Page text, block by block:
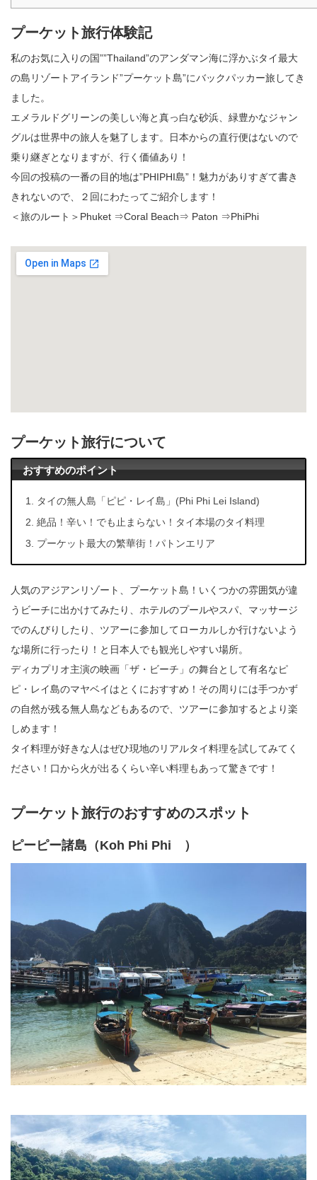
プーケット旅行体験記
私のお気に入りの国””Thailand”のアンダマン海に浮かぶタイ最大
の島リゾートアイランド”プーケット島”にバックパッカー旅してき
ました。
エメラルドグリーンの美しい海と真っ白な砂浜、緑豊かなジャン
グルは世界中の旅人を魅了します。日本からの直行便はないので
乗り継ぎとなりますが、行く価値あり！
今回の投稿の一番の目的地は”PHIPHI島”！魅力がありすぎて書き
きれないので、２回にわたってご紹介します！
＜旅のルート＞Phuket ⇒Coral Beach⇒ Paton ⇒PhiPhi
プーケット旅行について
おすすめのポイント
タイの無人島「ピピ・レイ島」(Phi Phi Lei Island)
絶品！辛い！でも止まらない！タイ本場のタイ料理
プーケット最大の繁華街！パトンエリア
人気のアジアンリゾート、プーケット島！いくつかの雰囲気が違
うビーチに出かけてみたり、ホテルのプールやスパ、マッサージ
でのんびりしたり、ツアーに参加してローカルしか行けないよう
な場所に行ったり！と日本人でも観光しやすい場所。
ディカプリオ主演の映画「ザ・ビーチ」の舞台として有名なピ
ピ・レイ島のマヤベイはとくにおすすめ！その周りには手つかず
の自然が残る無人島などもあるので、ツアーに参加するとより楽
しめます！
タイ料理が好きな人はぜひ現地のリアルタイ料理を試してみてく
ださい！口から火が出るくらい辛い料理もあって驚きです！
プーケット旅行のおすすめのスポット
ピーピー諸島（Koh Phi Phi ）